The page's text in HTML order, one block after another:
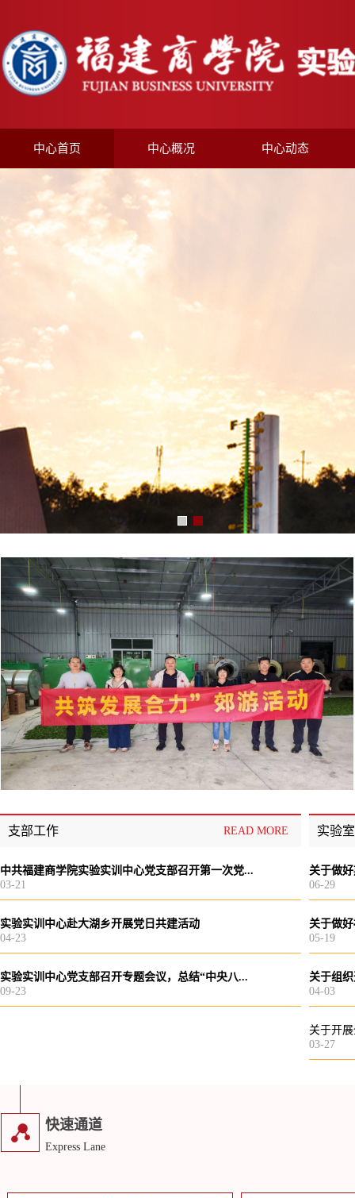
中心首页 中心概况 中心动态
支部工作 READ MORE
中共福建商学院实验实训中心党支部召开第一次党...
03-21
实验实训中心赴大湖乡开展党日共建活动
04-23
实验实训中心党支部召开专题会议，总结“中央八...
09-23
实验
关于做
06-29
关于做
05-19
关于组
04-03
关于开
03-27
快速通道
Express Lane